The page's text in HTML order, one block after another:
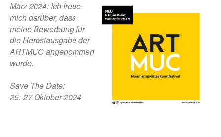
März 2024: Ich freue
mich darüber, dass
meine Bewerbung für
die Herbstausgabe der
ARTMUC angenommen
wurde.
Save The Date:
25.-27.Oktober 2024